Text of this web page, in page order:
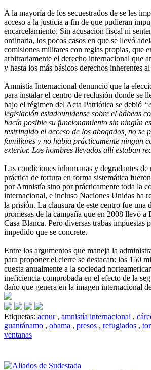
A la mayoría de los secuestrados de se les
acceso a la justicia a fin de que pudieran
encarcelamiento. Sin acusación fiscal ni
ordinaria, los pocos casos en que se llevó
comisiones militares con reglas propias, que
arbitrariamente el derecho internacional que
y hasta los más básicos derechos inherentes
Amnistía Internacional denunció que la
para instalar el centro de reclusión donde se
bajo el régimen del Acta Patriótica se debió
legislación estadounidense sobre el hábeas
hacía posible su funcionamiento sin ningún
restringido el acceso de los abogados, no se
familiares y no había prácticamente ningún
exterior. Los hombres llevados allí estaban
Las condiciones inhumanas y degradantes
práctica de tortura en forma sistemática
por Amnistía sino por prácticamente toda la
internacional, e incluso Naciones Unidas ha
la prisión. La clausura de este centro fue una
promesas de la campaña que en 2008 llevó a
Casa Blanca. Pero diversas trabas impuestas
impedido que se concrete.
Entre los argumentos que maneja la
para proponer el cierre se destacan: los 150
cuesta anualmente a la sociedad
ineficiencia comprobada en el efecto de la
daño que genera en la imagen internacional
Etiquetas: acnur , amnistía internacional ,
guantánamo , obama , presos , refugiados ,
ventanas